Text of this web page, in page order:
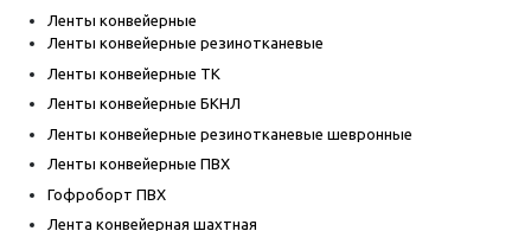
Ленты конвейерные
Ленты конвейерные резинотканевые
Ленты конвейерные ТК
Ленты конвейерные БКНЛ
Ленты конвейерные резинотканевые шевронные
Ленты конвейерные ПВХ
Гофроборт ПВХ
Лента конвейерная шахтная